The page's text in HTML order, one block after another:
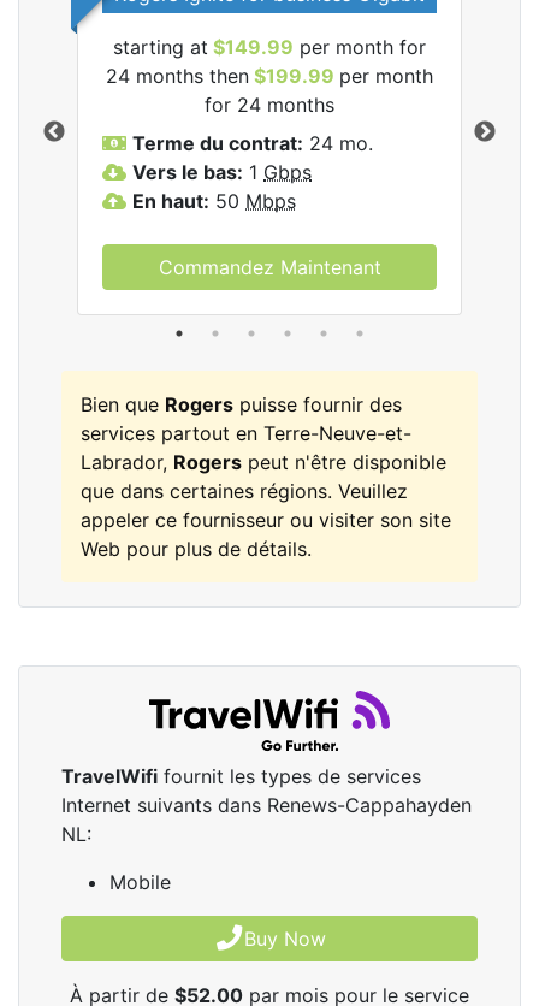
starting at $149.99 per month for
24 months then $199.99 per month
for 24 months
Terme du contrat: 24 mo.
Vers le bas: 1 Gbps
En haut: 50 Mbps
Commandez Maintenant
Bien que Rogers puisse fournir des
services partout en Terre-Neuve-et-
Labrador, Rogers peut n'être disponible
que dans certaines régions. Veuillez
appeler ce fournisseur ou visiter son site
Web pour plus de détails.
TravelWifi fournit les types de services
Internet suivants dans Renews-Cappahayden
NL:
Mobile
Buy Now
À partir de $52.00 par mois pour le service